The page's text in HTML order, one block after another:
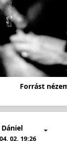
Forrást
Dániel
02. 19:26